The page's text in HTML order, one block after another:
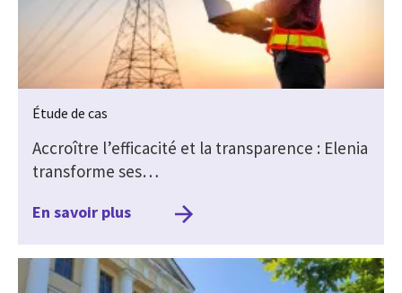
Étude de cas
Accroître l’efficacité et la transparence : Elenia
transforme ses…
En savoir plus